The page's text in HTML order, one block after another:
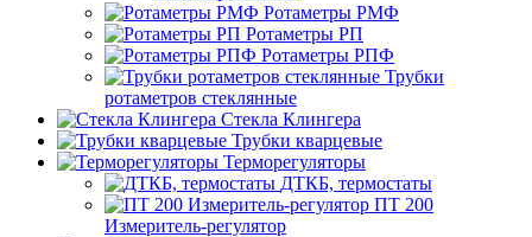
Ротаметры РМФ
Ротаметры РП
Ротаметры РПФ
Трубки
ротаметров стеклянные
Стекла Клингера
Трубки кварцевые
Терморегуляторы
ДТКБ, термостаты
ПТ 200
Измеритель-регулятор